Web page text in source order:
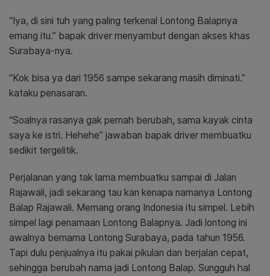
“Iya, di sini tuh yang paling terkenal Lontong Balapnya
emang itu.” bapak driver menyambut dengan akses khas
Surabaya-nya.
“Kok bisa ya dari 1956 sampe sekarang masih diminati.”
kataku penasaran.
“Soalnya rasanya gak pernah berubah, sama kayak cinta
saya ke istri. Hehehe” jawaban bapak driver membuatku
sedikit tergelitik.
Perjalanan yang tak lama membuatku sampai di Jalan
Rajawali, jadi sekarang tau kan kenapa namanya Lontong
Balap Rajawali. Memang orang Indonesia itu simpel. Lebih
simpel lagi penamaan Lontong Balapnya. Jadi lontong ini
awalnya bernama Lontong Surabaya, pada tahun 1956.
Tapi dulu penjualnya itu pakai pikulan dan berjalan cepat,
sehingga berubah nama jadi Lontong Balap. Sungguh hal